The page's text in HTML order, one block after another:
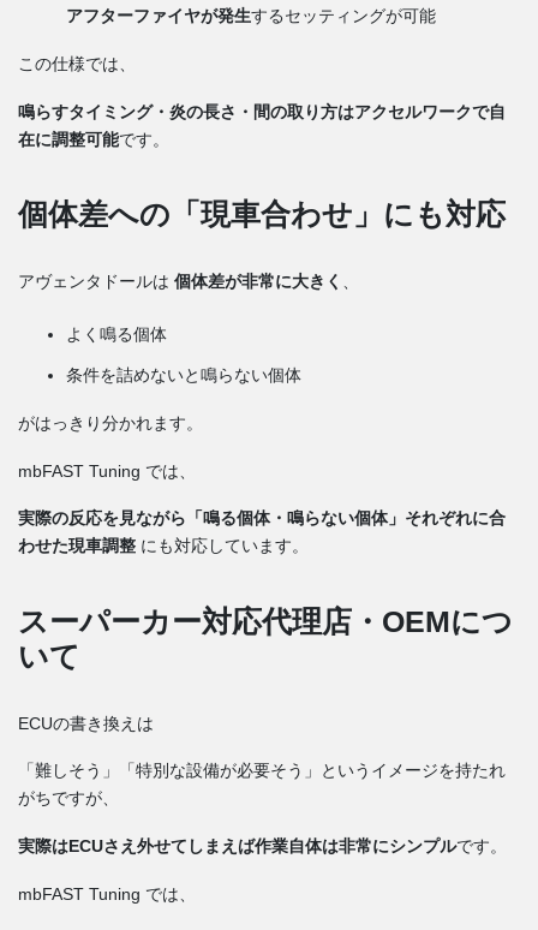
アフターファイヤが発生するセッティングが可能
この仕様では、
鳴らすタイミング・炎の長さ・間の取り方はアクセルワークで自
在に調整可能です。
個体差への「現車合わせ」にも対応
アヴェンタドールは 個体差が非常に大きく
よく鳴る個体
条件を詰めないと鳴らない個体
がはっきり分かれます。
mbFAST Tuning では、
実際の反応を見ながら「鳴る個体・鳴らない個体」それぞれに合
わせた現車調整 にも対応しています。
スーパーカー対応代理店・OEMにつ
いて
ECUの書き換えは
「難しそう」「特別な設備が必要そう」というイメージを持たれ
がちですが、
実際はECUさえ外せてしまえば作業自体は非常にシンプルです。
mbFAST Tuning では、